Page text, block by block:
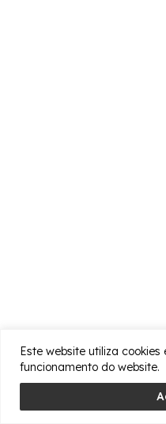
Este website utiliza
funcionamento do website.